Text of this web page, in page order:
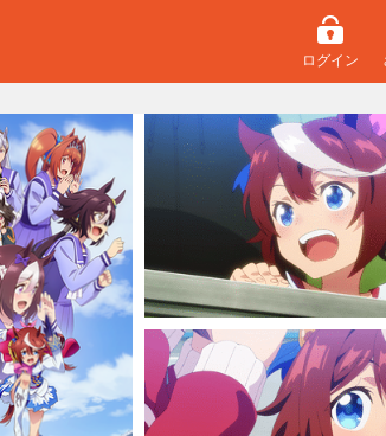
ログイン